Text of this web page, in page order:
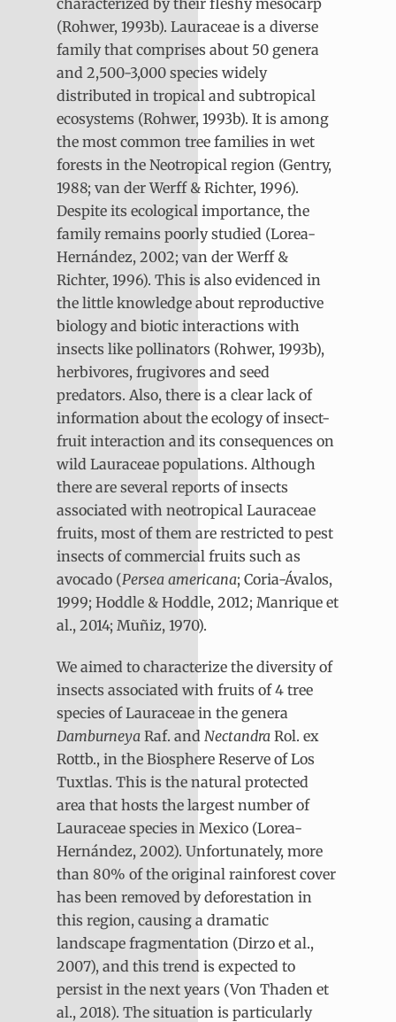
(Rohwer, 1993b). Lauraceae is a diverse
family that comprises about 50 genera
and 2,500-3,000 species widely
distributed in tropical and subtropical
ecosystems (Rohwer, 1993b). It is among
the most common tree families in wet
forests in the Neotropical region (Gentry,
1988; van der Werff & Richter, 1996).
Despite its ecological importance, the
family remains poorly studied (Lorea-
Hernández, 2002; van der Werff &
Richter, 1996). This is also evidenced in
the little knowledge about reproductive
biology and biotic interactions with
insects like pollinators (Rohwer, 1993b),
herbivores, frugivores and seed
predators. Also, there is a clear lack of
information about the ecology of insect-
fruit interaction and its consequences on
wild Lauraceae populations. Although
there are several reports of insects
associated with neotropical Lauraceae
fruits, most of them are restricted to pest
insects of commercial fruits such as
avocado (Persea americana; Coria-Ávalos,
1999; Hoddle & Hoddle, 2012; Manrique et
al., 2014; Muñiz, 1970).
We aimed to characterize the diversity of
insects associated with fruits of 4 tree
species of Lauraceae in the genera
Damburneya Raf. and Nectandra Rol. ex
Rottb., in the Biosphere Reserve of Los
Tuxtlas. This is the natural protected
area that hosts the largest number of
Lauraceae species in Mexico (Lorea-
Hernández, 2002). Unfortunately, more
than 80% of the original rainforest cover
has been removed by deforestation in
this region, causing a dramatic
landscape fragmentation (Dirzo et al.,
2007), and this trend is expected to
persist in the next years (Von Thaden et
al., 2018). The situation is particularly